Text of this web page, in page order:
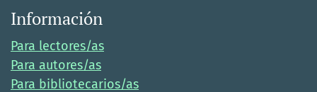
Información
Para lectores/as
Para autores/as
Para bibliotecarios/as